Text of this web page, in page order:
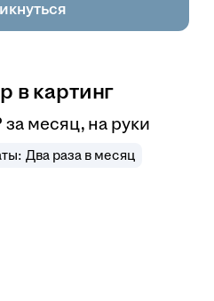
в картинг
за месяц, на руки
Два раза в месяц